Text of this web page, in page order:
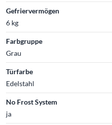
Gefriervermögen
6 kg
Farbgruppe
Grau
Türfarbe
Edelstahl
No Frost System
ja